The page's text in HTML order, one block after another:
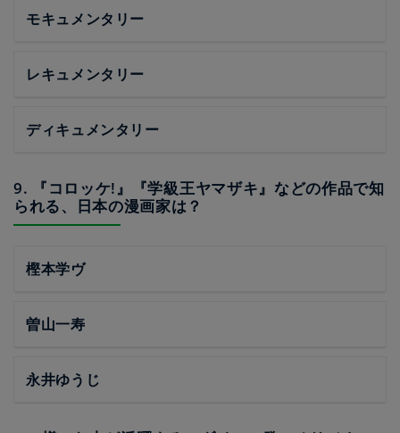
モキュメンタリー
レキュメンタリー
ディキュメンタリー
9. 『コロッケ!』『学級王ヤマザキ』などの作品で知
られる、日本の漫画家は？
樫本学ヴ
曽山一寿
永井ゆうじ